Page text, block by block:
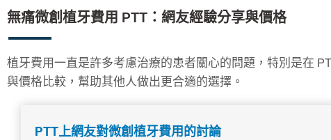
無痛微創植牙費用 PTT：網友經驗分享與價格
植牙費用一直是許多考慮治療的患者關心的問題，特別是在
與價格比較，幫助其他人做出更合適的選擇。
PTT上網友對微創植牙費用的討論